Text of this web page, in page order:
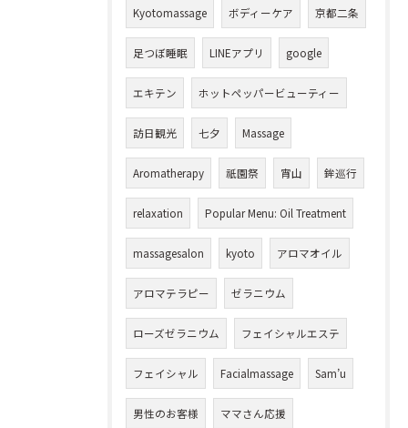
Kyotomassage ボディーケア 京都二条
足つぼ睡眠 LINEアプリ google
エキテン ホットペッパービューティー
訪日観光 七夕 Massage
Aromatherapy 祇園祭 宵山 鉾巡行
relaxation Popular Menu: Oil Treatment
massagesalon kyoto アロマオイル
アロマテラピー ゼラニウム
ローズゼラニウム フェイシャルエステ
フェイシャル Facialmassage Sam’u
男性のお客様 ママさん応援